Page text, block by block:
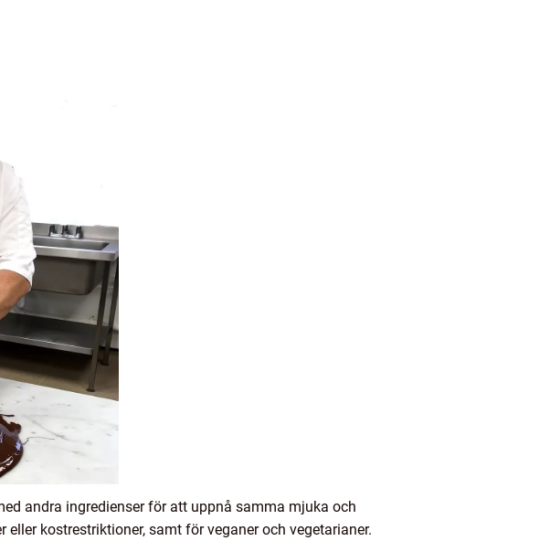
andra ingredienser för att uppnå samma mjuka och
kostrestriktioner, samt för veganer och vegetarianer.